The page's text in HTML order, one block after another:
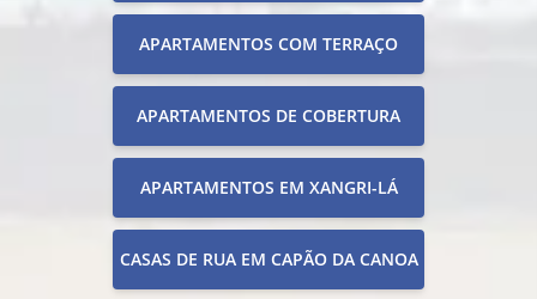
APARTAMENTOS COM TERRAÇO
APARTAMENTOS DE COBERTURA
APARTAMENTOS EM XANGRI-LÁ
CASAS DE RUA EM CAPÃO DA CANOA